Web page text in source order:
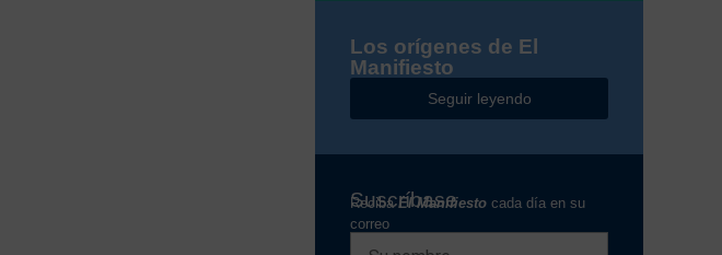
Los orígenes de El
Manifiesto
Seguir leyendo
Suscríbase
RecibaEl Manifiesto cada día en su
correo